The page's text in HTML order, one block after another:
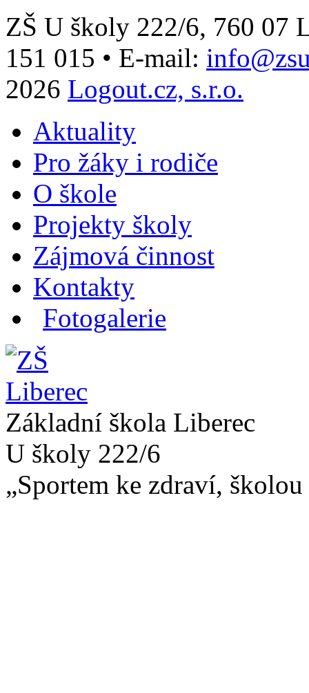
ZŠ U školy 222/6, 760 07
151 015 • E-mail:
2026 Logout.cz, s.r.o.
Aktuality
Pro žáky i rodiče
O škole
Projekty školy
Zájmová činnost
Kontakty
Fotogalerie
Základní škola Liberec
U školy 222/6
„Sportem ke zdraví,